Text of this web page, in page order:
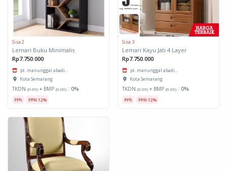
Sisa 2
Lemari Buku Minimalis
Rp7.750.000
pt. manunggal abadi...
Kota Semarang
TKDN (0.00) + BMP (0.00) : 0%
PPh PPN 12%
Sisa 3
Lemari Kayu Jati 4 Layer
Rp7.750.000
pt. manunggal abadi...
Kota Semarang
TKDN (0.00) + BMP (0.00) : 0%
PPh PPN 12%